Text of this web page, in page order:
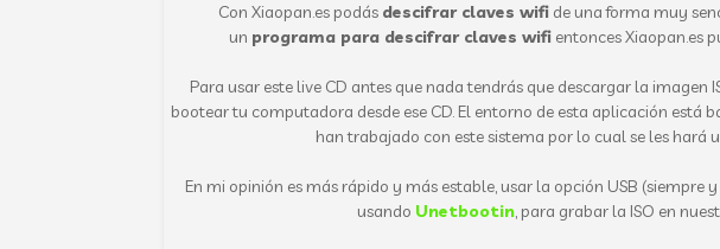
Con Xiaopan.es podás descifrar claves wifide una forma muy
un programa para descifrar claves wifientonces Xiaopan.es
Para usar este live CD antes que nada tendrás que descargar la imagen
bootear tu computadora desde ese CD. El entorno de esta aplicación está
han trabajado con este sistema por lo cual se les hará
En mi opinión es más rápido y más estable, usar la opción USB (siempre
usando Unetbootin, para grabar la ISO en